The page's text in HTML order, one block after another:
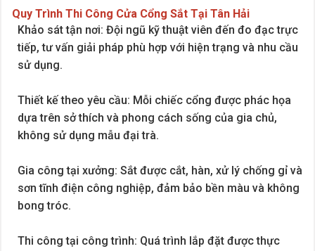
Quy Trình Thi Công Cửa Cổng Sắt Tại Tân Hải
Khảo sát tận nơi: Đội ngũ kỹ thuật viên đến đo đạc trực
tiếp, tư vấn giải pháp phù hợp với hiện trạng và nhu cầu
sử dụng.
Thiết kế theo yêu cầu: Mỗi chiếc cổng được phác họa
dựa trên sở thích và phong cách sống của gia chủ,
không sử dụng mẫu đại trà.
Gia công tại xưởng: Sắt được cắt, hàn, xử lý chống gỉ và
sơn tĩnh điện công nghiệp, đảm bảo bền màu và không
bong tróc.
Thi công tại công trình: Quá trình lắp đặt được thực